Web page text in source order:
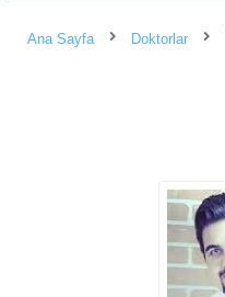
Ana Sayfa Doktorlar